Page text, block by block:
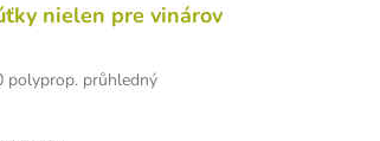
nielen pre vinárov
polyprop. průhledný